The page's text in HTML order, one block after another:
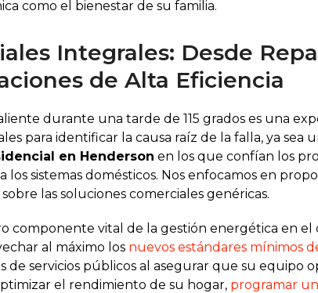
como el bienestar de su familia.
Integrales: Desde
de Alta Eficiencia
durante una tarde de 115 grados es una
para identificar la causa raíz de la falla, ya
en Henderson en los que confían los
los sistemas domésticos. Nos enfocamos en
las soluciones comerciales genéricas.
componente vital de la gestión energética en
al máximo los nuevos estándares mínimos
de servicios públicos al asegurar que su
el rendimiento de su hogar, programar